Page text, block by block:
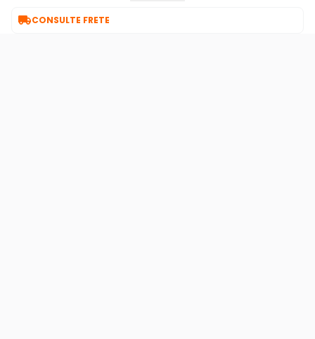
CONSULTE FRETE